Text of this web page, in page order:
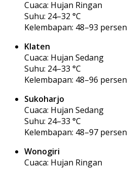
Cuaca: Hujan Ringan
Suhu: 24–32 °C
Kelembapan: 48–93 persen
Klaten
Cuaca: Hujan Sedang
Suhu: 24–33 °C
Kelembapan: 48–96 persen
Sukoharjo
Cuaca: Hujan Sedang
Suhu: 24–33 °C
Kelembapan: 48–97 persen
Wonogiri
Cuaca: Hujan Ringan